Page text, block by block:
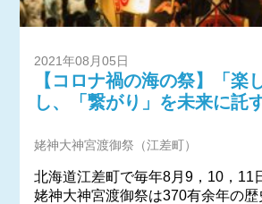
2021年08月05日
【コロナ禍の海の祭】「楽
し、「繋がり」を未来に託
姥神大神宮渡御祭（江差町）
北海道江差町で毎年8月9，10，11
姥神大神宮渡御祭は370有余年の